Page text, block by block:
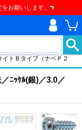
お願いします。
イトＢタイプ（ナベＰ２
ﾆｯｹﾙ(銀)／3.0／